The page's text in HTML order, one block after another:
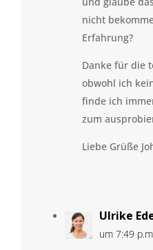
nicht
Erfahrung?
Danke für die
obwohl ich
finde ich
zum
Liebe Grüße
Ulrike
um 7:49